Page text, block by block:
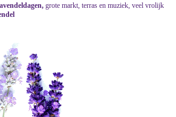
grote markt, terras en muziek, veel vrolijk